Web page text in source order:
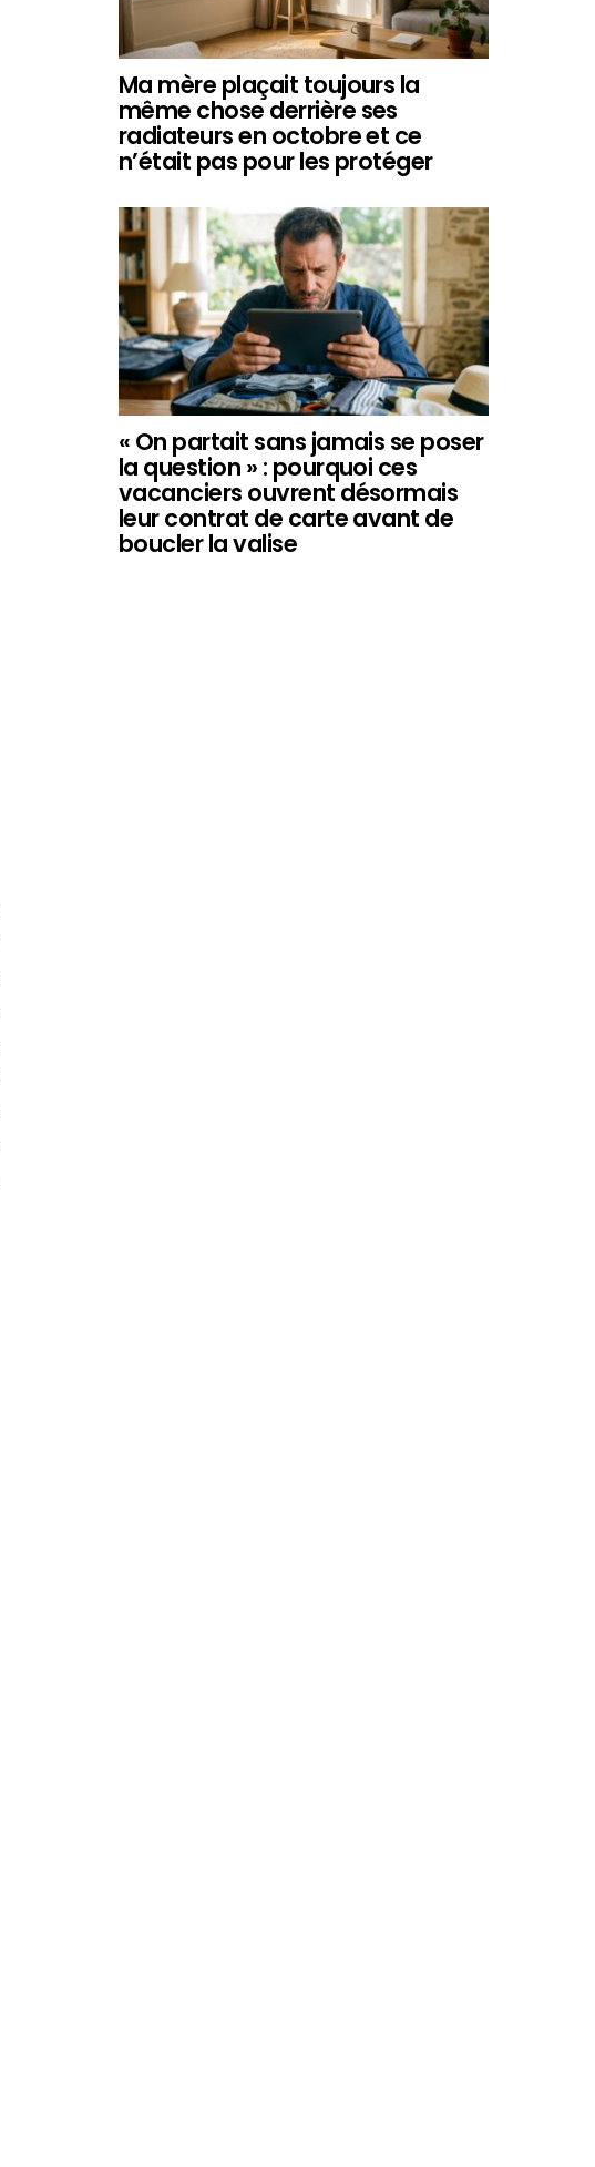
Ma mère plaçait toujours la
même chose derrière ses
radiateurs en octobre et ce
n’était pas pour les protéger
« On partait sans jamais se poser
la question » : pourquoi ces
vacanciers ouvrent désormais
leur contrat de carte avant de
boucler la valise